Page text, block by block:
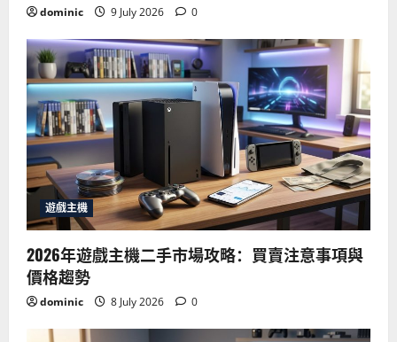
dominic 9 July 2026 0
遊戲主機
2026年遊戲主機二手市場攻略：買賣注意事項與
價格趨勢
dominic 8 July 2026 0